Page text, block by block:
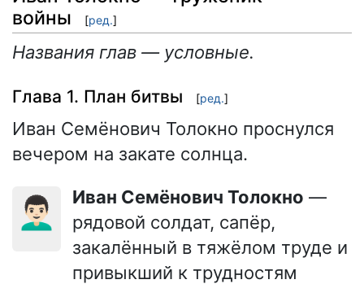
войны
[ред.]
Названия глав — условные.
Глава 1. План битвы [ред.]
Иван Семёнович Толокно проснулся
вечером на закате солнца.
👨🏻‍🦱 Иван Семёнович Толокно —
рядовой солдат, сапёр,
закалённый в тяжёлом труде и
привыкший к трудностям